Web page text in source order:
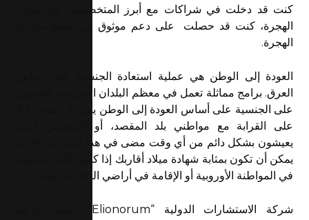
كنت قد دخلت في شراكات مع أبرز المتخصصين في مجال
الهجرة، كنت قد حصلت على دعم موثوق في جميع مراحل
الهجرة.
العودة إلى الوطن هي عملية استعادة الجنسية على أساس
العرق. برامج مماثلة تعمل في معظم البلدان الأوروبية. للحصول
على الجنسية على أساس العودة إلى الوطن يجب أن يقدم دليلا
على القرابة مع مواطني بلد المقصد، أو الأشخاص الذين
يعيشون بشكل دائم من أي وقت مضى في هذا البلد. هذه الأدلة
يمكن أن تكون بمثابة شهادة ميلاد أقاربك إذا كانوا تأكيد العضوية
في المواطنة الأوروبية أو الإقامة في أراضي البلاد العرقية